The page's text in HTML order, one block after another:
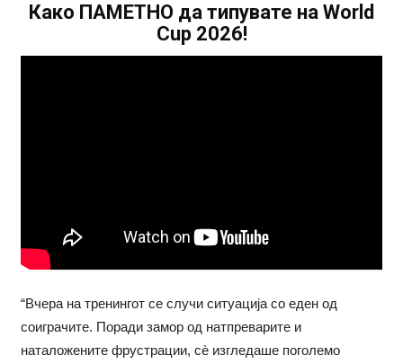
Како ПАМЕТНО да типувате на World
Cup 2026!
“Вчера на тренингот се случи ситуација со еден од
соиграчите. Поради замор од натпреварите и
наталожените фрустрации, сè изгледаше поголемо